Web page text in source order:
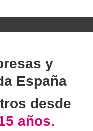
y
España
desde
años.